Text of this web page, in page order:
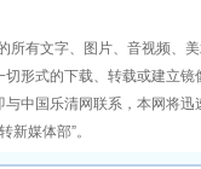
有文字、图片、音视频、
形式的下载、转载或建立镜
国乐清网联系，本网将迅
媒体部”。